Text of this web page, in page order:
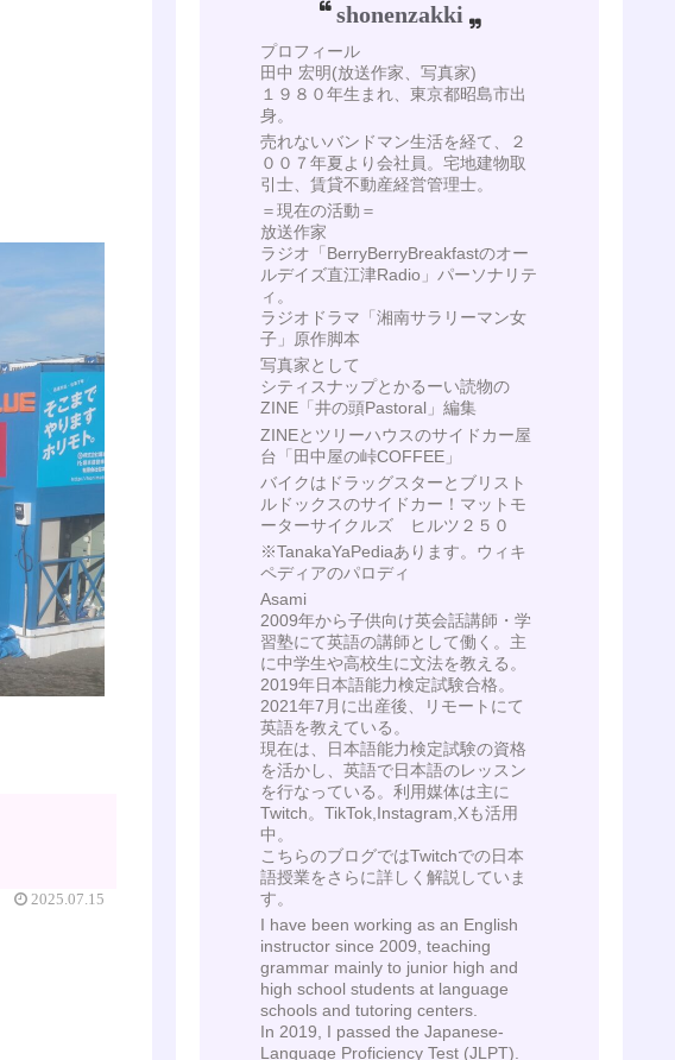
2025.07.15
shonenzakki
プロフィール
田中 宏明(放送作家、写真家)
１９８０年生まれ、東京都昭島市出
身。
売れないバンドマン生活を経て、２
００７年夏より会社員。宅地建物取
引士、賃貸不動産経営管理士。
＝現在の活動＝
放送作家
ラジオ「BerryBerryBreakfastのオー
ルデイズ直江津Radio」パーソナリテ
ィ。
ラジオドラマ「湘南サラリーマン女
子」原作脚本
写真家として
シティスナップとかるーい読物の
ZINE「井の頭Pastoral」編集
ZINEとツリーハウスのサイドカー屋
台「田中屋の峠COFFEE」
バイクはドラッグスターとブリスト
ルドックスのサイドカー！マットモ
ーターサイクルズ ヒルツ２５０
※TanakaYaPediaあります。ウィキ
ペディアのパロディ
Asami
2009年から子供向け英会話講師・学
習塾にて英語の講師として働く。主
に中学生や高校生に文法を教える。
2019年日本語能力検定試験合格。
2021年7月に出産後、リモートにて
英語を教えている。
現在は、日本語能力検定試験の資格
を活かし、英語で日本語のレッスン
を行なっている。利用媒体は主に
Twitch。TikTok,Instagram,Xも活用
中。
こちらのブログではTwitchでの日本
語授業をさらに詳しく解説していま
す。
I have been working as an English
instructor since 2009, teaching
grammar mainly to junior high and
high school students at language
schools and tutoring centers.
In 2019, I passed the Japanese-
Language Proficiency Test (JLPT).